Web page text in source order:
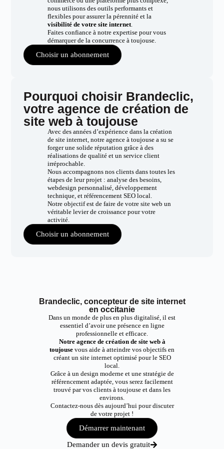
nous utilisons des outils performants et
flexibles pour assurer la pérennité et la
visibilité de votre site internet.
Faites confiance à notre expertise pour vous
démarquer de la concurrence à toujouse.
Choisir un abonnement
Pourquoi choisir Brandeclic,
votre agence de création de
site web à toujouse
Avec des années d’expérience dans la création
de site internet, notre agence à toujouse a su se
forger une solide réputation grâce à des
réalisations de qualité et un service client
irréprochable.
Nous accompagnons nos clients dans toutes les
étapes de leur projet : analyse des besoins,
webdesign personnalisé, développement
technique, et référencement SEO local.
Notre objectif est de faire de votre site web un
véritable levier de croissance pour votre
activité.
Choisir un abonnement
Brandeclic, concepteur de site internet
en occitanie
Dans un monde de plus en plus digitalisé, il est
essentiel d’avoir une présence en ligne
professionnelle et efficace.
Notre agence de création de site web à
toujouse vous aide à atteindre vos objectifs en
créant un site internet optimisé pour le SEO
local.
Grâce à un design moderne et une stratégie de
référencement adaptée, vous serez facilement
trouvé par vos clients à toujouse et dans les
environs.
Contactez-nous dès aujourd’hui pour discuter
de votre projet !
Démarrer maintenant
Demander un devis gratuit